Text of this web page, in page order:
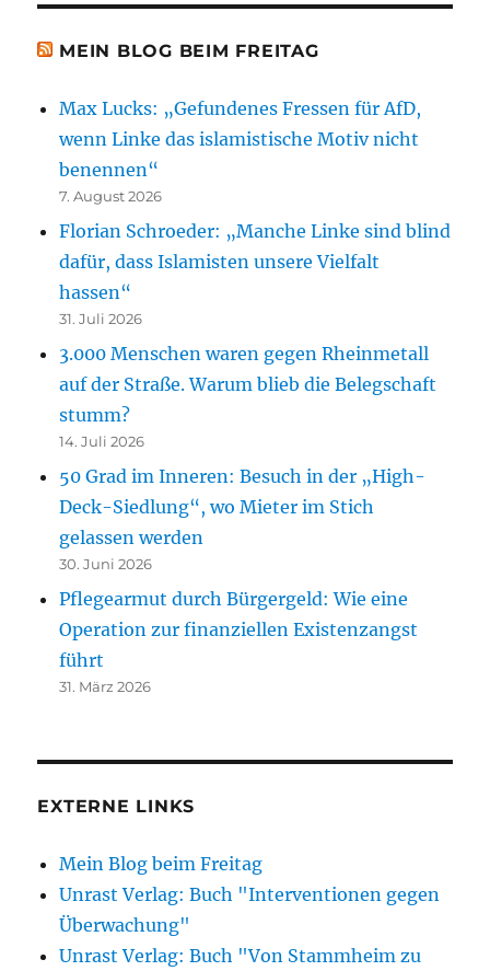
MEIN BLOG BEIM FREITAG
Max Lucks: „Gefundenes Fressen für AfD,
wenn Linke das islamistische Motiv nicht
benennen“
7. August 2026
Florian Schroeder: „Manche Linke sind blind
dafür, dass Islamisten unsere Vielfalt
hassen“
31. Juli 2026
3.000 Menschen waren gegen Rheinmetall
auf der Straße. Warum blieb die Belegschaft
stumm?
14. Juli 2026
50 Grad im Inneren: Besuch in der „High-
Deck-Siedlung“, wo Mieter im Stich
gelassen werden
30. Juni 2026
Pflegearmut durch Bürgergeld: Wie eine
Operation zur finanziellen Existenzangst
führt
31. März 2026
EXTERNE LINKS
Mein Blog beim Freitag
Unrast Verlag: Buch "Interventionen gegen
Überwachung"
Unrast Verlag: Buch "Von Stammheim zu